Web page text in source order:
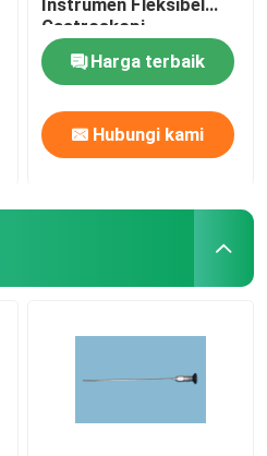
Instrumen Fleksibel
Gastroskopi
Harga terbaik
Hubungi kami